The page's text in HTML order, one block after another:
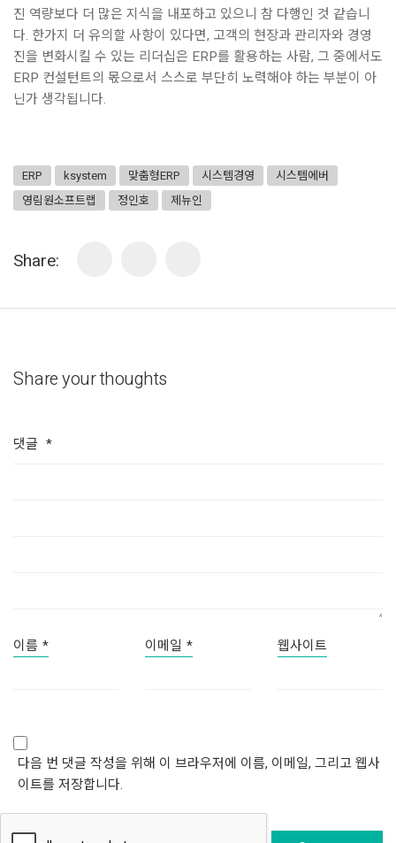
진 역량보다 더 많은 지식을 내포하고 있으니 참 다행인 것 같습니
다. 한가지 더 유의할 사항이 있다면, 고객의 현장과 관리자와 경영
진을 변화시킬 수 있는 리더십은 ERP를 활용하는 사람, 그 중에서도
ERP 컨설턴트의 몫으로서 스스로 부단히 노력해야 하는 부분이 아
닌가 생각됩니다.
ERP ksystem 맞춤형ERP 시스템경영
시스템에버
영림원소프트랩
정인호 제뉴인
Share:
Share your thoughts
댓글 *
이름 * 이메일 * 웹사이트
다음 번 댓글 작성을 위해 이 브라우저에 이름, 이메일, 그리고 웹사
이트를 저장합니다.